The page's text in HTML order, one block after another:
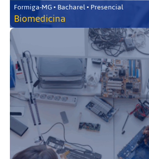
Formiga-MG • Bacharel • Presencial
Biomedicina